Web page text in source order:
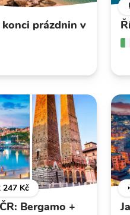
prázdnin v
247 Kč
Bergamo +